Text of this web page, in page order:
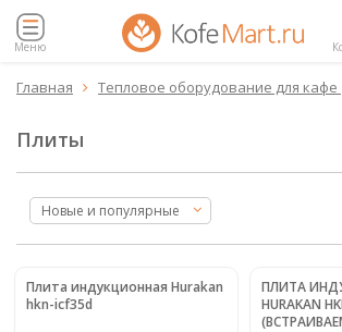
Меню
Главная  Тепловое оборудование для кафе
Плиты
Новые и популярные
Плита индукционная Hurakan
hkn-icf35d
ПЛИТА
HURAKAN